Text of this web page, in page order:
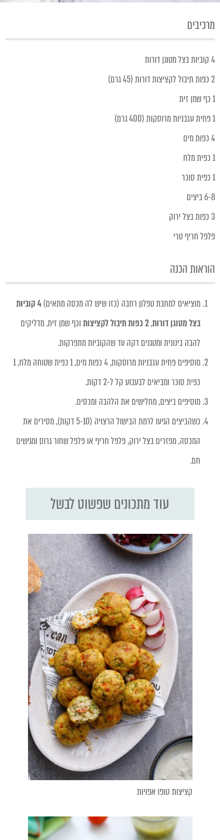
מרכיבים
4 קוביות בצל מטוגן דורות
2 כפות תיבול לקציצות דורות (45 גרם)
1 כף שמן זית
1 פחית עגבניות מרוסקות (400 גרם)
4 כפות מים
1 כפית מלח
1 כפית סוכר
6-8 ביצים
3 כפות בצל ירוק
פלפל חריף טרי
הוראות הכנה
מוציאים למחבת טפלון רחבה (כזו שיש לה מכסה מתאים) 4 קוביות
בצל מטוגן דורות,2 כפות תיבול לקציצות וכף שמן זית.מדליקים
להבה בינונית ומטגנים דקה עד שהקוביות מתפרקות.
מוסיפים פחית עגבניות מרוסקות, 4 כפות מים, 1 כפית שטוחה מלח, 1
כפית סוכר ומביאים לבעבוע קל ל-2 דקות.
מוסיפים ביצים, מחלישים את הלהבה ומכסים.
כשהביצים הגיעו לרמת הבישול הרצויה (5-10 דקות), מסירים את
המכסה, מפזרים בצל ירוק, פלפל חריף או פלפל שחור גרוס ומגישים
חם.
עוד מתכונים שפשוט לבשל
קציצות טופו אפויות